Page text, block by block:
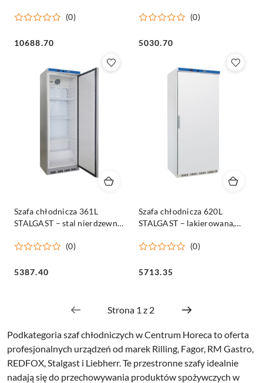
(0)
Cena:
10688.70
(0)
Cena:
5030.70
Szafa chłodnicza 361L
STALGAST – stal nierdzewna
(0)
Cena:
5387.40
Szafa chłodnicza 620L
STALGAST – lakierowana,
(0)
Cena:
5713.35
Podkategoria szaf chłodniczych w Centrum Horeca to oferta
profesjonalnych urządzeń od marek Rilling, Fagor, RM Gastro,
REDFOX, Stalgast i Liebherr. Te przestronne szafy idealnie
nadają się do przechowywania produktów spożywczych w